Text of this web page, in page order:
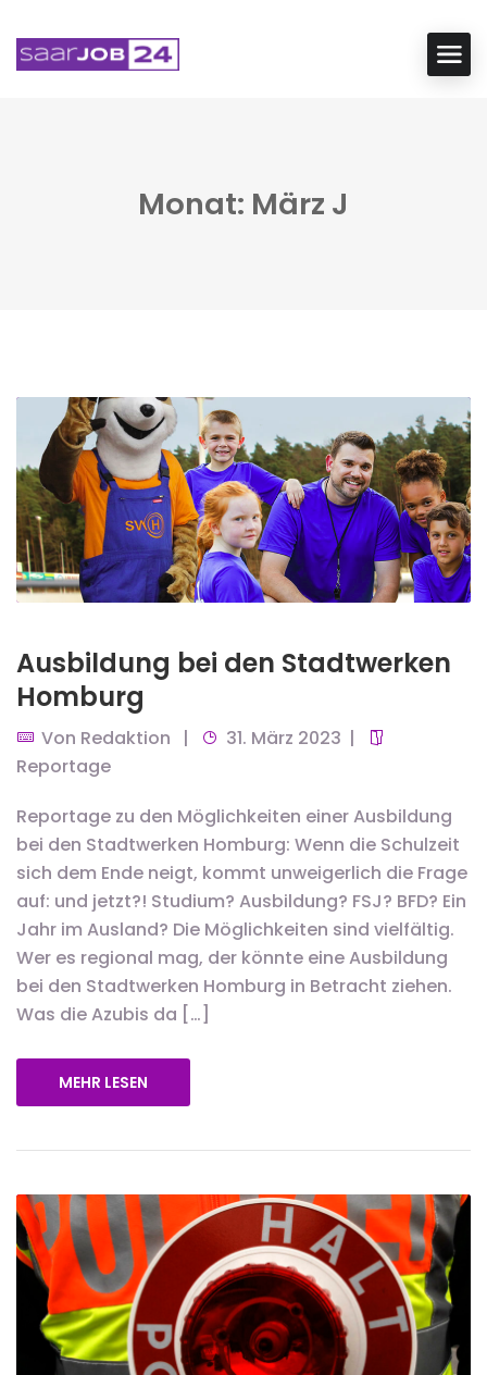
Monat: März J
Ausbildung bei den Stadtwerken
Homburg
Von Redaktion
31. März 2023
Reportage
Reportage zu den Möglichkeiten einer Ausbildung
bei den Stadtwerken Homburg: Wenn die Schulzeit
sich dem Ende neigt, kommt unweigerlich die Frage
auf: und jetzt?! Studium? Ausbildung? FSJ? BFD? Ein
Jahr im Ausland? Die Möglichkeiten sind vielfältig.
Wer es regional mag, der könnte eine Ausbildung
bei den Stadtwerken Homburg in Betracht ziehen.
Was die Azubis da […]
MEHR LESEN